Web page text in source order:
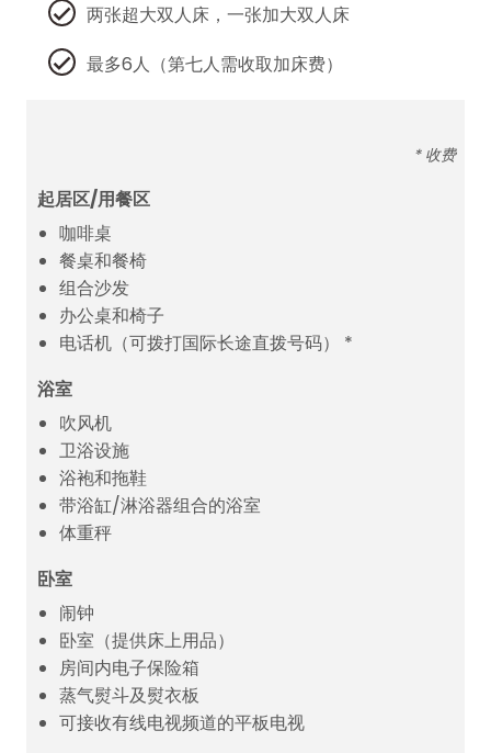
两张超大双人床，一张加大双人床
最多6人（第七人需收取加床费）
* 收费
起居区/用餐区
咖啡桌
餐桌和餐椅
组合沙发
办公桌和椅子
电话机（可拨打国际长途直拨号码） *
浴室
吹风机
卫浴设施
浴袍和拖鞋
带浴缸/淋浴器组合的浴室
体重秤
卧室
闹钟
卧室（提供床上用品）
房间内电子保险箱
蒸气熨斗及熨衣板
可接收有线电视频道的平板电视